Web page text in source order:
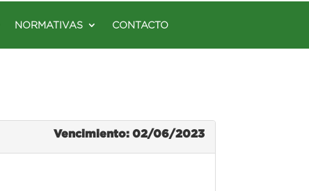
NORMATIVAS CONTACTO
Vencimiento: 02/06/2023